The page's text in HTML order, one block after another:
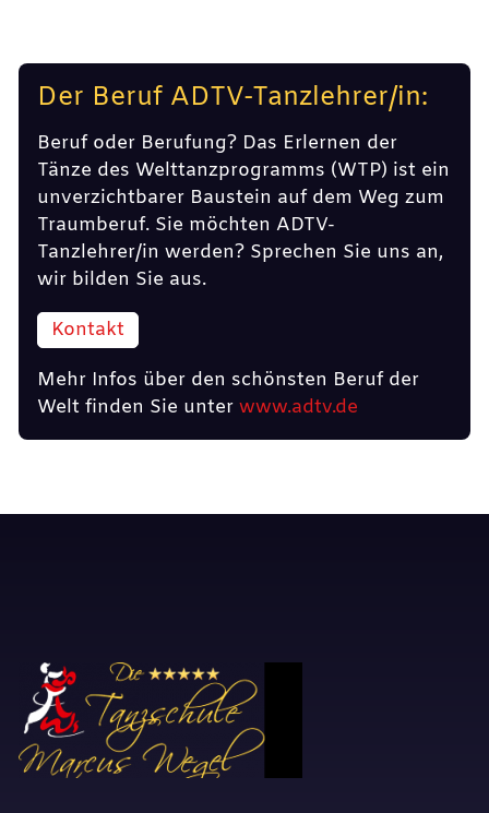
Der Beruf ADTV-Tanzlehrer/in:
Beruf oder Berufung? Das Erlernen der
Tänze des Welttanzprogramms (WTP) ist ein
unverzichtbarer Baustein auf dem Weg zum
Traumberuf. Sie möchten ADTV-
Tanzlehrer/in werden? Sprechen Sie uns an,
wir bilden Sie aus.
Kontakt
Mehr Infos über den schönsten Beruf der
Welt finden Sie unter www.adtv.de